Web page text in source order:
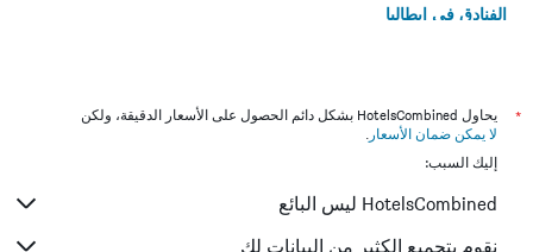
الفنادق في إيطاليا
*
يحاول HotelsCombined بشكل دائم الحصول على الأسعار الدقيقة، ولكن
لا يمكن ضمان الأسعار .
إليك السبب:
HotelsCombined ليس البائع
نقوم بتجميع الكثير من البيانات لك